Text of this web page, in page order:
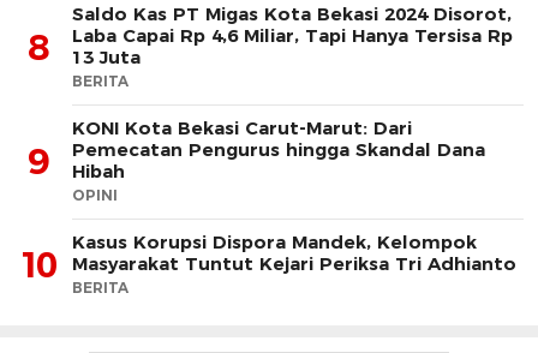
8
Saldo Kas PT Migas Kota Bekasi 2024 Disorot,
Laba Capai Rp 4,6 Miliar, Tapi Hanya Tersisa Rp
13 Juta
BERITA
9
KONI Kota Bekasi Carut-Marut: Dari
Pemecatan Pengurus hingga Skandal Dana
Hibah
OPINI
10
Kasus Korupsi Dispora Mandek, Kelompok
Masyarakat Tuntut Kejari Periksa Tri Adhianto
BERITA